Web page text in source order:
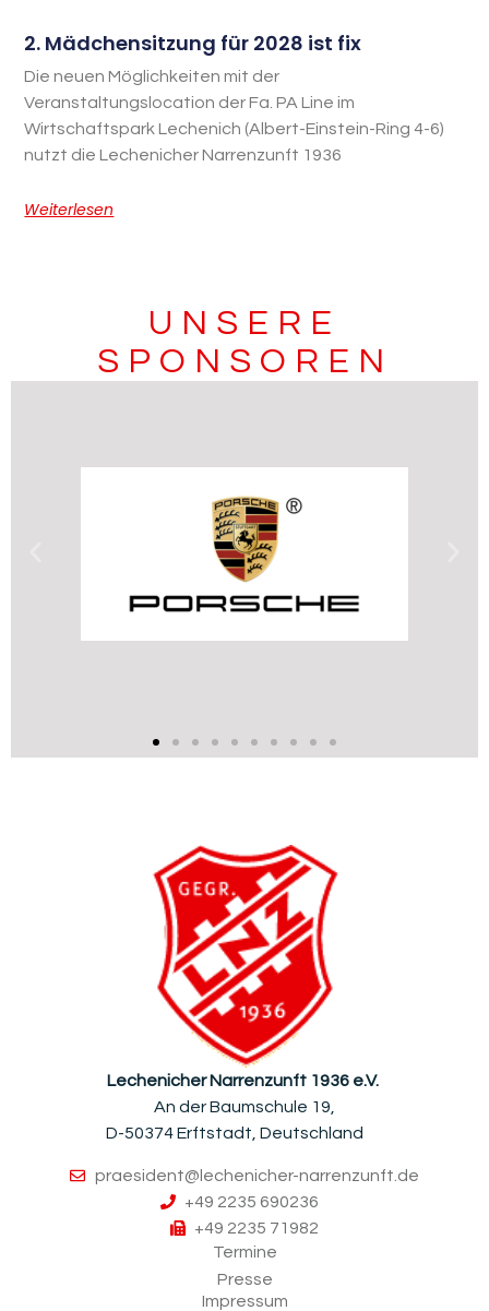
2. Mädchensitzung für 2028 ist fix
Die neuen Möglichkeiten mit der
Veranstaltungslocation der Fa. PA Line im
Wirtschaftspark Lechenich (Albert-Einstein-Ring 4-6)
nutzt die Lechenicher Narrenzunft 1936
Weiterlesen
UNSERE
SPONSOREN
Lechenicher Narrenzunft 1936 e.V.
An der Baumschule 19,
D-50374 Erftstadt, Deutschland
praesident@lechenicher-narrenzunft.de
+49 2235 690236
+49 2235 71982
Termine
Presse
Impressum